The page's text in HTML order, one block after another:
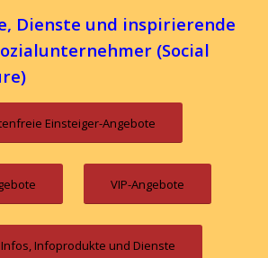
Dienste und inspirierende
(Social
Einsteiger-Angebote
VIP-Angebote
Infoprodukte und Dienste